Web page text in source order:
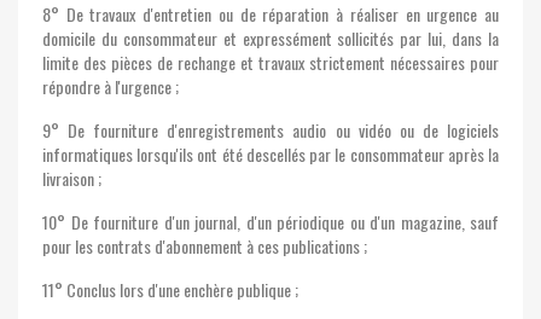
8° De travaux d'entretien ou de réparation à réaliser en urgence au
domicile du consommateur et expressément sollicités par lui, dans la
limite des pièces de rechange et travaux strictement nécessaires pour
répondre à l'urgence ;
9° De fourniture d'enregistrements audio ou vidéo ou de logiciels
informatiques lorsqu'ils ont été descellés par le consommateur après la
livraison ;
10° De fourniture d'un journal, d'un périodique ou d'un magazine, sauf
pour les contrats d'abonnement à ces publications ;
11° Conclus lors d'une enchère publique ;